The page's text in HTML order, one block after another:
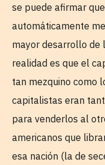
se puede afirmar
automáticamente
mayor desarrollo de
realidad es que el
tan mezquino como
capitalistas eran
para venderlos al
americanos que
esa nación (la de